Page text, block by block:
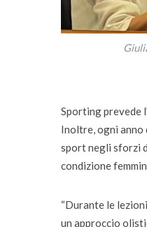
Sporting prevede
Inoltre, ogni anno
sport negli sforzi
condizione
“Durante le
un approccio